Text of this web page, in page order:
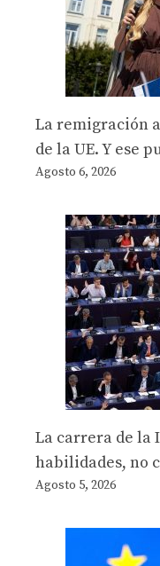
La remigración
de la UE. Y ese
Agosto 6, 2026
La carrera de la
habilidades, no
Agosto 5, 2026